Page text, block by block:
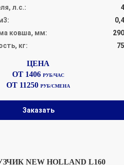
л.с.:
ковша, мм:
кг:
ОТ 1406РУБ/ЧАС
ОТ 11250РУБ/СМЕНА
Заказать
NEW HOLLAND L160